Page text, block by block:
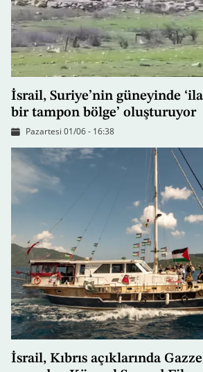
İsrail, Suriye’nin güneyinde
bir tampon bölge’ oluşturuyor
Pazartesi 01/06 - 16:38
İsrail, Kıbrıs açıklarında